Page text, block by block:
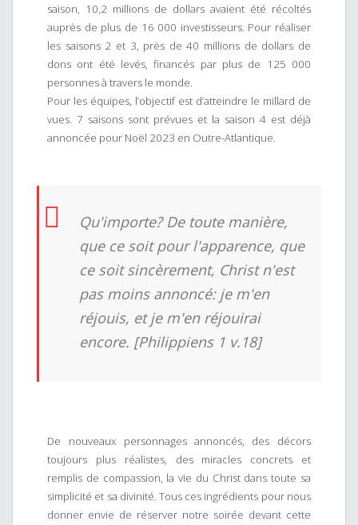
saison, 10,2 millions de dollars avaient été récoltés
auprès de plus de 16 000 investisseurs. Pour réaliser
les saisons 2 et 3, près de 40 millions de dollars de
dons ont été levés, financés par plus de 125 000
personnes à travers le monde.
Pour les équipes, l’objectif est d’atteindre le millard de
vues. 7 saisons sont prévues et la saison 4 est déjà
annoncée pour Noël 2023 en Outre-Atlantique.
Qu'importe? De toute manière,
que ce soit pour l'apparence, que
ce soit sincèrement, Christ n'est
pas moins annoncé: je m'en
réjouis, et je m'en réjouirai
encore. [Philippiens 1 v.18]
De nouveaux personnages annoncés, des décors
toujours plus réalistes, des miracles concrets et
remplis de compassion, la vie du Christ dans toute sa
simplicité et sa divinité. Tous ces ingrédients pour nous
donner envie de réserver notre soirée devant cette